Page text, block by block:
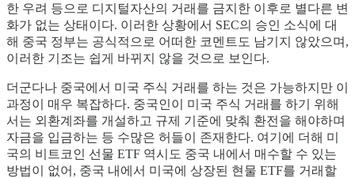
한 우려 등으로 디지털자산의 거래를 금지한 이후로 별다른 변
화가 없는 상태이다. 이러한 상황에서 SEC의 승인 소식에 대
해 중국 정부는 공식적으로 어떠한 코멘트도 남기지 않았으며,
이러한 기조는 쉽게 바뀌지 않을 것으로 보인다.
더군다나 중국에서 미국 주식 거래를 하는 것은 가능하지만 이
과정이 매우 복잡하다. 중국인이 미국 주식 거래를 하기 위해
서는 외환계좌를 개설하고 규제 기준에 맞춰 환전을 해야하며
자금을 입금하는 등 수많은 허들이 존재한다. 여기에 더해 미
국의 비트코인 ​​선물 ETF 역시도 중국 내에서 매수할 수 있는
방법이 없어, 중국 내에서 미국에 상장된 현물 ETF를 거래할